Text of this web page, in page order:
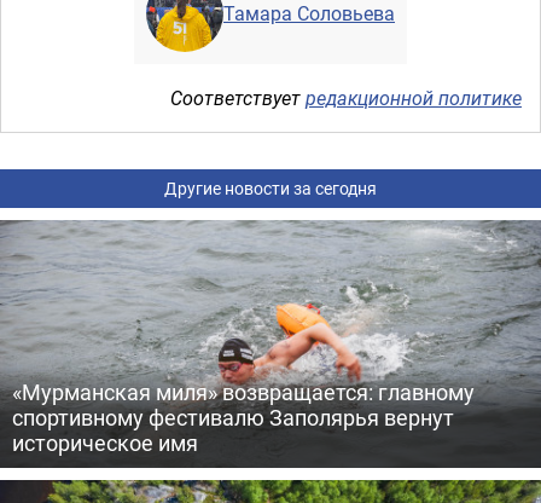
Тамара Соловьева
Соответствуетредакционной политике
Другие новости за сегодня
«Мурманская миля» возвращается: главному
спортивному фестивалю Заполярья вернут
историческое имя